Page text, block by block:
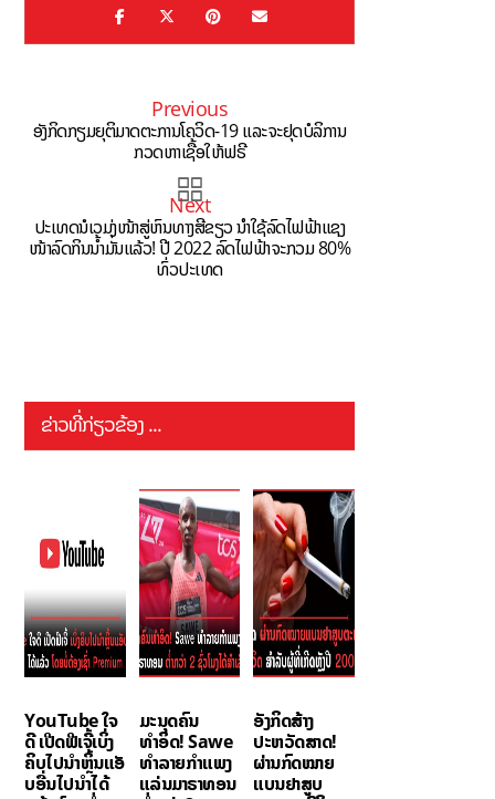
Previous
ອັງກິດກຽມຍຸຕິມາດຕະການໂຄວິດ-19 ແລະຈະຢຸດບໍລິການ
ກວດຫາເຊື້ອໃຫ້ຟຣີ
Next
ປະເທດນໍເວມຸ່ງໜ້າສູ່ຫົນທາງສີຂຽວ ນຳໃຊ້ລົດໄຟຟ້າແຊງ
ໜ້າລົດກິນນ້ຳມັນແລ້ວ! ປີ 2022 ລົດໄຟຟ້າຈະກວມ 80%
ທົ່ວປະເທດ
ຂ່າວທີ່ກ່ຽວຂ້ອງ ...
YouTube ໃຈ
ດີ ເປີດຟີເຈີ້ເບິ່ງ
ຄິບໄປນຳຫຼິ້ນແອັ
ບອື່ນໄປນຳໄດ້
ມະນຸດຄົນ
ທຳອິດ! Sawe
ທຳລາຍກຳແພງ
ແລ່ນມາຣາທອນ
ອັງກິດສ້າງ
ປະຫວັດສາດ!
ຜ່ານກົດໝາຍ
ແບນຢາສູບ